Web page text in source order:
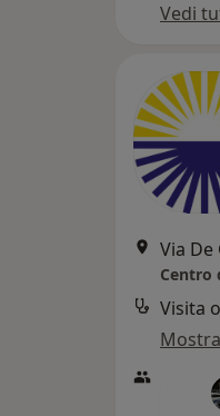
Vedi
Via
Centro
Visita